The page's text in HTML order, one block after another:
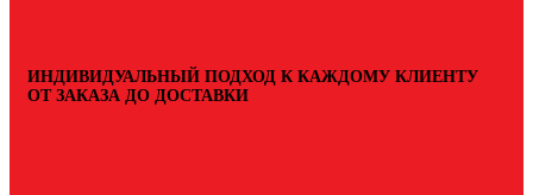
ИНДИВИДУАЛЬНЫЙ ПОДХОД К КАЖДОМУ КЛИЕНТУ
ОТ ЗАКАЗА ДО ДОСТАВКИ